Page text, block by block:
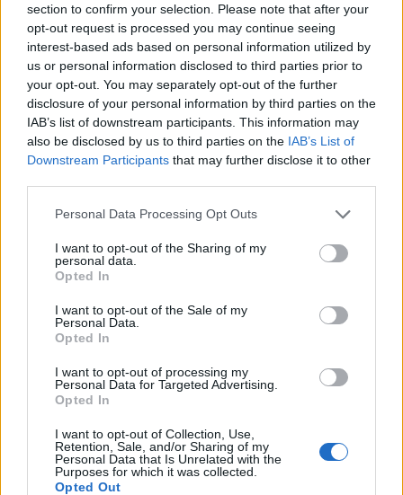
section to confirm your selection. Please note that after your
opt-out request is processed you may continue seeing
interest-based ads based on personal information utilized by
us or personal information disclosed to third parties prior to
your opt-out. You may separately opt-out of the further
disclosure of your personal information by third parties on the
IAB’s list of downstream participants. This information may
also be disclosed by us to third parties on the IAB’s List of
Downstream Participants that may further disclose it to other
Personal Data Processing Opt Outs
I want to opt-out of the Sharing of my
personal data.
Opted In
I want to opt-out of the Sale of my
Personal Data.
Opted In
I want to opt-out of processing my
Personal Data for Targeted Advertising.
Opted In
I want to opt-out of Collection, Use,
Retention, Sale, and/or Sharing of my
Personal Data that Is Unrelated with the
Purposes for which it was collected.
Opted Out